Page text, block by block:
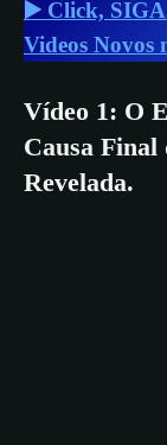
▶️ Click, SIGA
Videos Novos
Vídeo 1: O
Causa
Revelada.